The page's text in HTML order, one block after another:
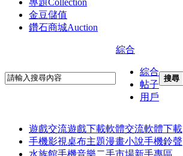
金豆儲值
鑽石商城Auction
綜合
綜合
帖子
用戶
搜尋
遊戲交流遊戲下載軟體交流軟體下載
手機影視桌布主題漫畫小說手機鈴聲
水族館手機音樂二手市場新手專區